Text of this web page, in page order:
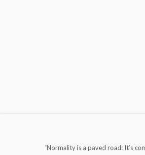
“Normality is a paved road: It’s